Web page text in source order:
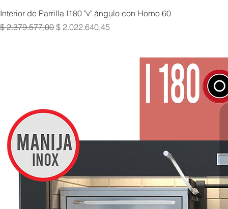
Interior de Parrilla I180 "v" ángulo con Horno 60
Precio
$ 2.379.577,00 Precio de oferta
$ 2.022.640,45